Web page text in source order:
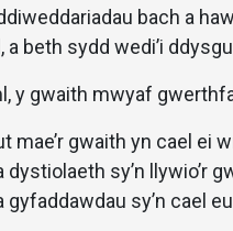
bach a
a beth sydd wedi’i
y gwaith mwyaf
mae’r gwaith yn cael ei
dystiolaeth sy’n llywio’r
gyfaddawdau sy’n cael